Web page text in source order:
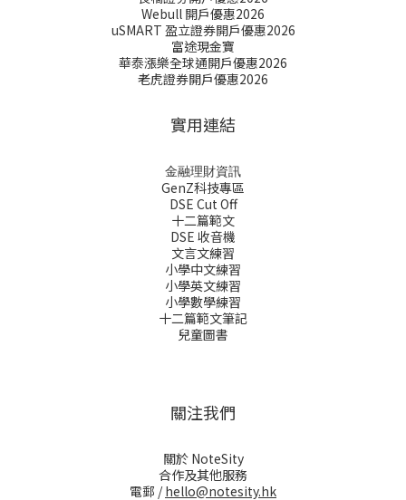
Webull 開戶優惠2026
uSMART 盈立證券開戶優惠2026
富途現金寶
華泰漲樂全球通開戶優惠2026
老虎證券開戶優惠2026
實用連結
金融理財資訊
GenZ科技專區
DSE Cut Off
十二篇範文
DSE 收音機
文言文練習
小學中文練習
小學英文練習
小學數學練習
十二篇範文筆記
兒童圖書
關注我們
關於 NoteSity
合作及其他服務
電郵 /hello@notesity.hk